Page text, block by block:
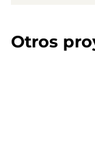
Otros